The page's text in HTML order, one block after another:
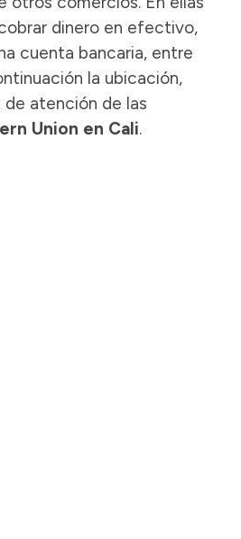
dinero en efectivo,
cuenta bancaria, entre
la ubicación,
atención de las
Union en Cali.